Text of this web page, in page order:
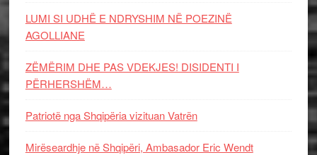
LUMI SI UDHË E NDRYSHIM NË POEZINË
AGOLLIANE
ZËMËRIM DHE PAS VDEKJES! DISIDENTI I
PËRHERSHËM…
Patriotë nga Shqipëria vizituan Vatrën
Mirëseardhje në Shqipëri, Ambasador Eric Wendt